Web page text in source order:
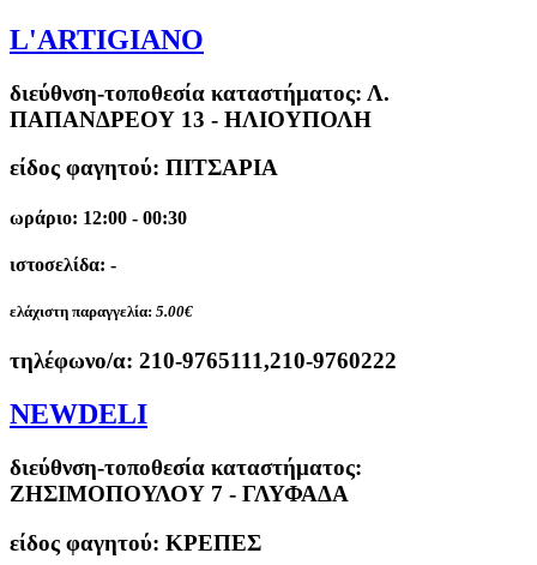
L'ARTIGIANO
διεύθνση-τοποθεσία καταστήματος: Λ.
ΠΑΠΑΝΔΡΕΟΥ 13 - ΗΛΙΟΥΠΟΛΗ
είδος φαγητού: ΠΙΤΣΑΡΙΑ
ωράριο: 12:00 - 00:30
ιστοσελίδα: -
ελάχιστη παραγγελία: 5.00€
τηλέφωνο/α: 210-9765111,210-9760222
NEWDELI
διεύθνση-τοποθεσία καταστήματος:
ΖΗΣΙΜΟΠΟΥΛΟΥ 7 - ΓΛΥΦΑΔΑ
είδος φαγητού: ΚΡΕΠΕΣ